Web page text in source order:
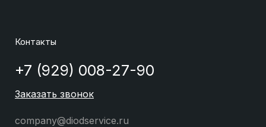
Контакты
+7 (929) 008-27-90
Заказать звонок
company@diodservice.ru